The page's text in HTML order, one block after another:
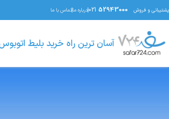
پشتیبانی و فروش 021 52943000 درباره ماتماس با ما
آسان ترین راه خرید بلیط